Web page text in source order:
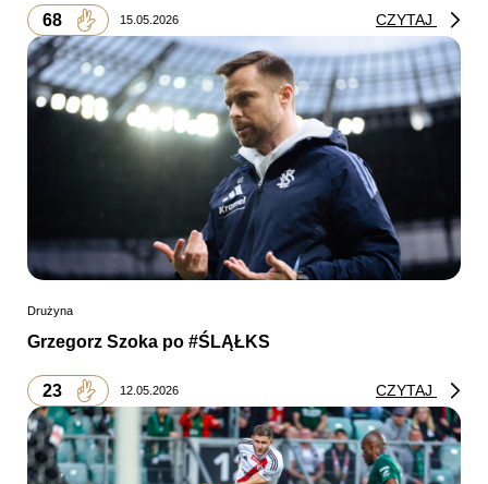
68 15.05.2026 CZYTAJ
Drużyna
Grzegorz Szoka po #ŚLĄŁKS
23 12.05.2026 CZYTAJ